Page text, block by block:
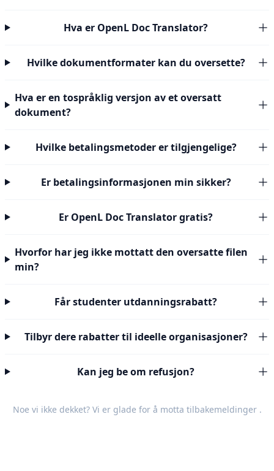
Hva er OpenL Doc Translator?
Hvilke dokumentformater kan du oversette?
Hva er en tospråklig versjon av et oversatt
dokument?
Hvilke betalingsmetoder er tilgjengelige?
Er betalingsinformasjonen min sikker?
Er OpenL Doc Translator gratis?
Hvorfor har jeg ikke mottatt den oversatte filen
min?
Får studenter utdanningsrabatt?
Tilbyr dere rabatter til ideelle organisasjoner?
Kan jeg be om refusjon?
Noe vi ikke dekket? Vi er glade for å motta tilbakemeldinger.